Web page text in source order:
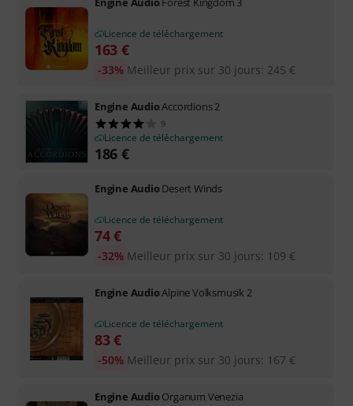
Licence de téléchargement
163 €
Meilleur prix sur 30 jours: 245 €
-33%
Engine AudioAccordions 2
9
Licence de téléchargement
186 €
Engine AudioDesert Winds
Licence de téléchargement
74€
Meilleur prix sur 30 jours: 109 €
-32%
Engine AudioAlpine Volksmusik 2
Licence de téléchargement
83€
Meilleur prix sur 30 jours: 167 €
-50%
Engine AudioOrganum Venezia